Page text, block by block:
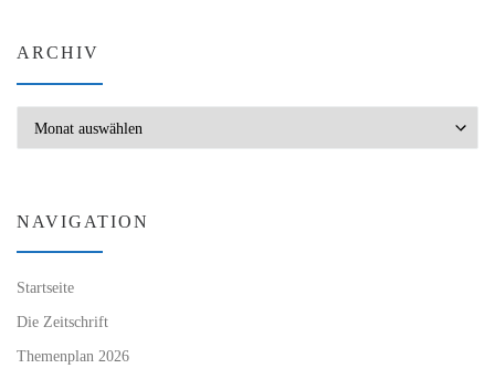
ARCHIV
NAVIGATION
Startseite
Die Zeitschrift
Themenplan 2026